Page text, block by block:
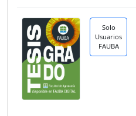
Solo
Usuarios
FAUBA